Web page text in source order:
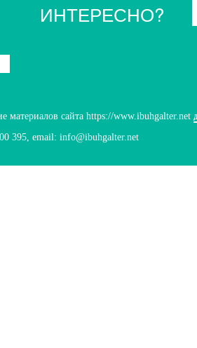
ИНТЕРЕСНО?
сайта https://www.ibuhgalter.net
395, email: info@ibuhgalter.net